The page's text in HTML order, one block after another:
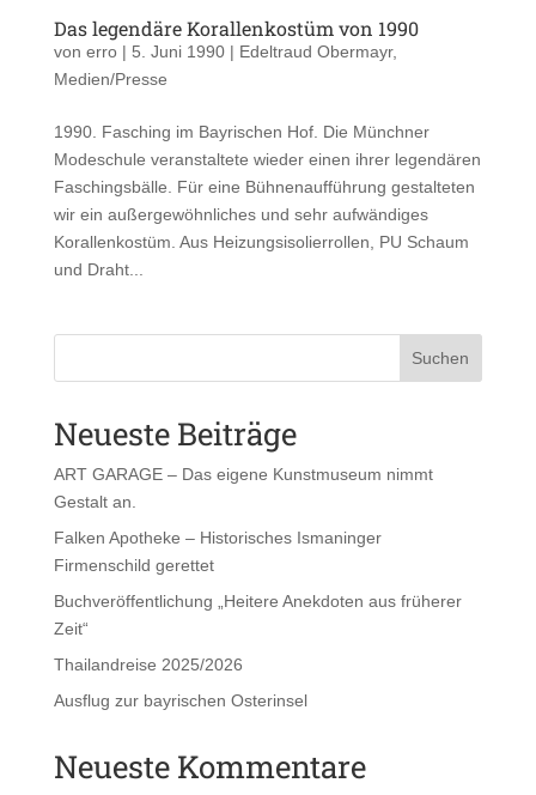
Das legendäre Korallenkostüm von 1990
von erro| 5. Juni 1990| Edeltraud Obermayr,
Medien/Presse
1990. Fasching im Bayrischen Hof. Die Münchner
Modeschule veranstaltete wieder einen ihrer legendären
Faschingsbälle. Für eine Bühnenaufführung gestalteten
wir ein außergewöhnliches und sehr aufwändiges
Korallenkostüm. Aus Heizungsisolierrollen, PU Schaum
und Draht...
Suchen
Neueste Beiträge
ART GARAGE – Das eigene Kunstmuseum nimmt
Gestalt an.
Falken Apotheke – Historisches Ismaninger
Firmenschild gerettet
Buchveröffentlichung „Heitere Anekdoten aus früherer
Zeit“
Thailandreise 2025/2026
Ausflug zur bayrischen Osterinsel
Neueste Kommentare